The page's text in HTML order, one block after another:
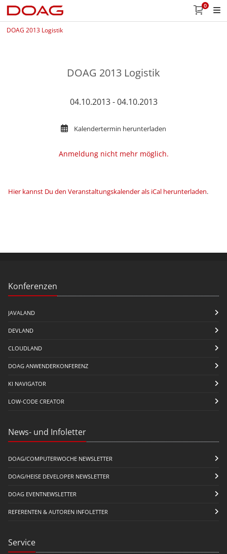
0
DOAG 2013 Logistik
DOAG 2013 Logistik
04.10.2013 - 04.10.2013
Kalendertermin herunterladen
Anmeldung nicht mehr möglich.
Hier kannst Du den Veranstaltungskalender als iCal herunterladen.
Konferenzen
JAVALAND
DEVLAND
CLOUDLAND
DOAG ANWENDERKONFERENZ
KI NAVIGATOR
LOW-CODE CREATOR
News- und Infoletter
DOAG/COMPUTERWOCHE NEWSLETTER
DOAG/HEISE DEVELOPER NEWSLETTER
DOAG EVENTNEWSLETTER
REFERENTEN & AUTOREN INFOLETTER
Service